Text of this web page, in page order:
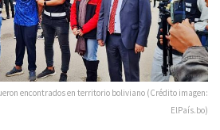
encontrados en territorio boliviano (Crédito imagen:
ElPaís.bo)